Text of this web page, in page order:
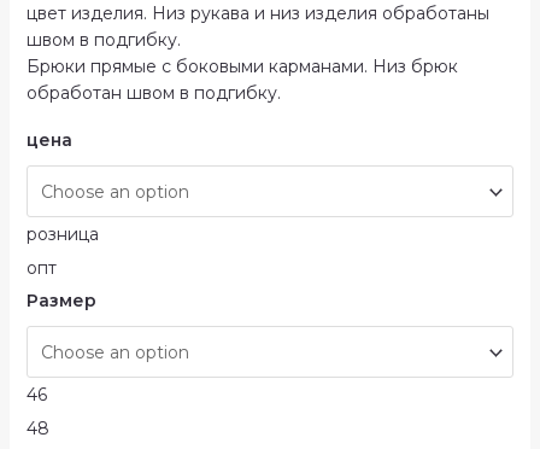
цвет изделия. Низ рукава и низ изделия обработаны
швом в подгибку.
Брюки прямые с боковыми карманами. Низ брюк
обработан швом в подгибку.
цена
розница
опт
Размер
46
48